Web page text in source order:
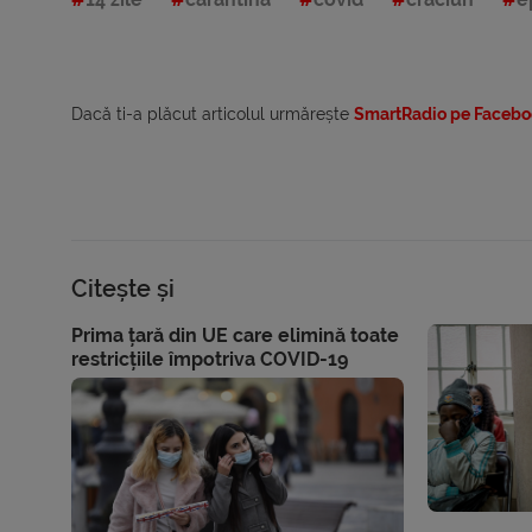
Dacă ti-a plăcut articolul urmărește SmartRadio pe
Citește și
Prima țară din UE care elimină toate
restricțiile împotriva COVID-19